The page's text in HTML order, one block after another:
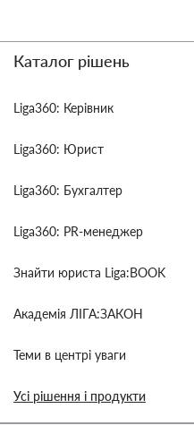
Каталог рішень
Liga360: Керівник
Liga360: Юрист
Liga360: Бухгалтер
Liga360: PR-менеджер
Знайти юриста Liga:BOOK
Академія ЛІГА:ЗАКОН
Теми в центрі уваги
Усі рішення і продукти